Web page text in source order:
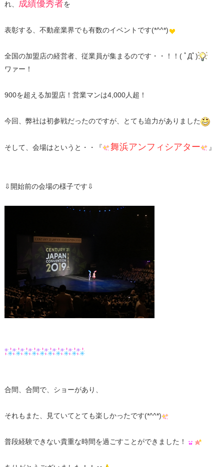
れ、 成績優秀者を
表彰する、不動産業界でも有数のイベントです(*^^*)
全国の加盟店の経営者、従業員が集まるのです・・！！( ﾟДﾟ)
ワァー！
900を超える加盟店！営業マンは4,000人超！
今回、弊社は初参戦だったのですが、とても迫力がありました
そして、会場はというと・・『 舞浜アンフィシアター 』
⇩開始前の会場の様子です⇩
合間、合間で、ショーがあり、
それもまた、見ていてとても楽しかったです(*^^*)
普段経験できない貴重な時間を過ごすことができました！